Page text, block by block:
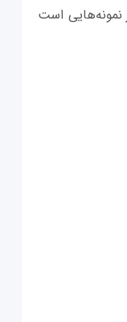
نمونه‌هایی است